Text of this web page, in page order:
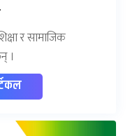
र सामाजिक
।